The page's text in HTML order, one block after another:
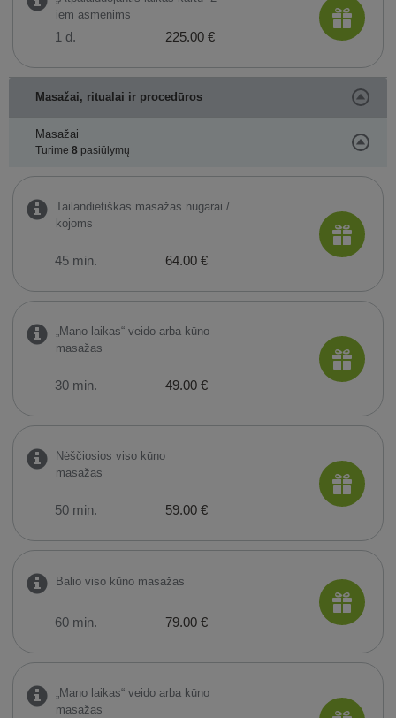
iem asmenims
1 d. 225.00 €
Masažai, ritualai ir procedūros
Masažai
Turime 8pasiūlymų
Tailandietiškas masažas nugarai /
kojoms
45 min. 64.00 €
„Mano laikas“ veido arba kūno
masažas
30 min. 49.00 €
Nėščiosios viso kūno
masažas
50 min. 59.00 €
Balio viso kūno masažas
60 min. 79.00 €
„Mano laikas“ veido arba kūno
masažas